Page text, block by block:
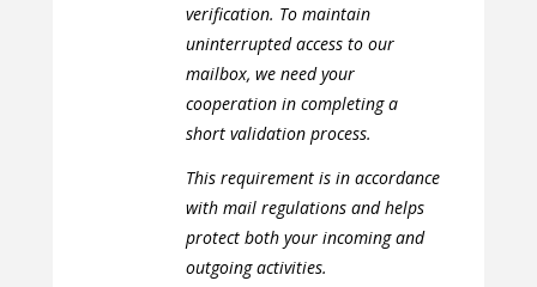
verification. To maintain
uninterrupted access to our
mailbox, we need your
cooperation in completing a
short validation process.
This requirement is in accordance
with mail regulations and helps
protect both your incoming and
outgoing activities.